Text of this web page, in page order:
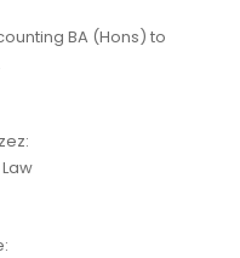
BA (Hons) to